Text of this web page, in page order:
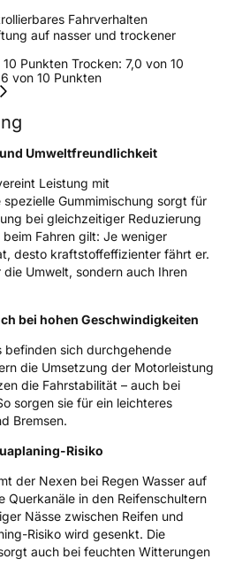
/ Alpine-Symbol
(GPSR)
EUROPE s.r.o., Lise-Meitner-
65779 Kelkheim Deutschland,
Fahrverhalten
auf nasser und trockener
Punkten Trocken: 7,0 von 10
von 10 Punkten
Umweltfreundlichkeit
Leistung mit
Gummimischung sorgt für
bei gleichzeitiger Reduzierung
Fahren gilt: Je weniger
desto kraftstoffeffizienter fährt er.
Umwelt, sondern auch Ihren
bei hohen Geschwindigkeiten
befinden sich durchgehende
die Umsetzung der Motorleistung
die Fahrstabilität – auch bei
sorgen sie für ein leichteres
Bremsen.
Risiko
der Nexen bei Regen Wasser auf
Querkanäle in den Reifenschultern
Nässe zwischen Reifen und
Risiko wird gesenkt. Die
auch bei feuchten Witterungen